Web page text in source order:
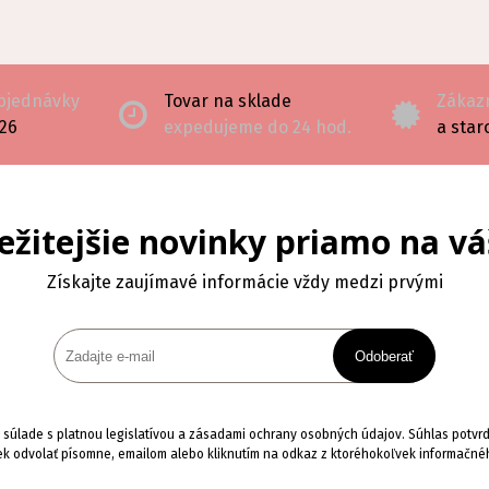
sa dajú zatvoriť, keď je potrebné
výhody interaktívneho
systém vytvára priateľský
sa hrou. Monitor zapája deti
na kresby, úlohy a kolektívnu
PolyVision®, ktoré sú vďaka
odolnosti a odolnosti voči
prispôsobené intenzívnej
Tovar na sklade
expedujeme do 24 hod.
a
novinky priamo na
Získajte zaujímavé informácie vždy medzi prvými
Odoberať
s platnou legislatívou a zásadami ochrany osobných údajov. Súhlas
odvolať písomne, emailom alebo kliknutím na odkaz z ktoréhokoľvek